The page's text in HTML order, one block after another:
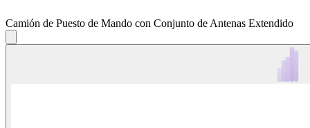
Camión de Puesto de Mando con Conjunto de Antenas Extendido